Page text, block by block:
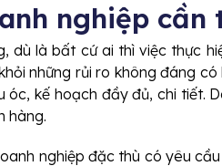
nghiệp
dù là bất cứ ai thì việc thực
những rủi ro không đáng
óc, kế hoạch đầy đủ, chi tiết.
hàng.
nghiệp đặc thù có yêu